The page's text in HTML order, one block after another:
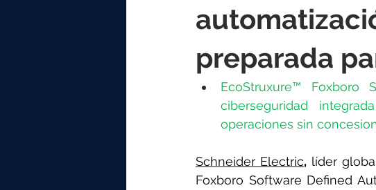
elektrotools-P065000 elektrotools-
elektrotools-P045000 elektrotools-P052000
elektrotools-P099000 elektrotools-
preparada
EcoStruxure™ Foxboro
ciberseguridad
operaciones sin
Schneider Electric, líder
Foxboro Software Defined